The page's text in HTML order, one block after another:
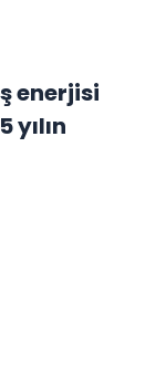
enerjisi
yılın